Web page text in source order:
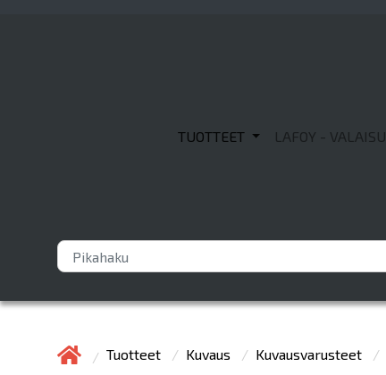
TUOTTEET LAFOY - VALAISU
Tuotteet Kuvaus Kuvausvarusteet